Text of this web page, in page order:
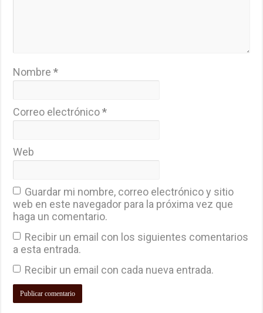
Nombre*
Correo electrónico*
Web
Guardar mi nombre, correo electrónico y sitio
web en este navegador para la próxima vez que
haga un comentario.
Recibir un email con los siguientes comentarios
a esta entrada.
Recibir un email con cada nueva entrada.